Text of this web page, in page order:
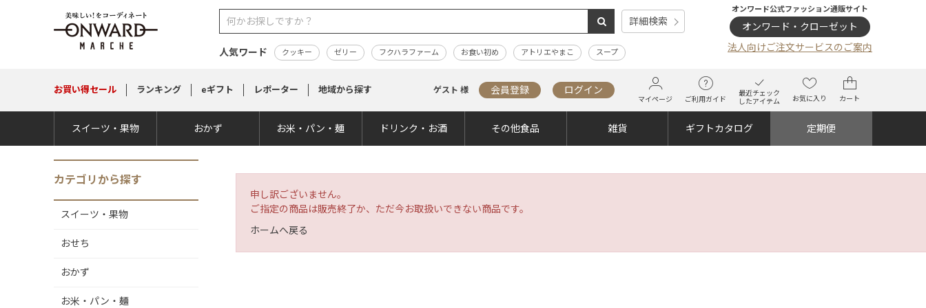
詳細検索
人気ワード クッキー ゼリー フクハラファーム お食い初め アトリエやまこ スープ
オンワード公式ファッション通販サイト
オンワード・クローゼット
法人向けご注文サービスのご案内
お買い得セール ランキング eギフト レポーター 地域から探す ゲスト 様 会員登録 ログイン
マイページ ご利用ガイド
最近チェック
したアイテム
お気に入り カート
スイーツ・果物 おかず お米・パン・麺 ドリンク・お酒 その他食品 雑貨 ギフトカタログ 定期便
カテゴリから探す
スイーツ・果物
おせち
おかず
お米・パン・麺
申し訳ございません。
ご指定の商品は販売終了か、ただ今お取扱いできない商品です。
ホームへ戻る